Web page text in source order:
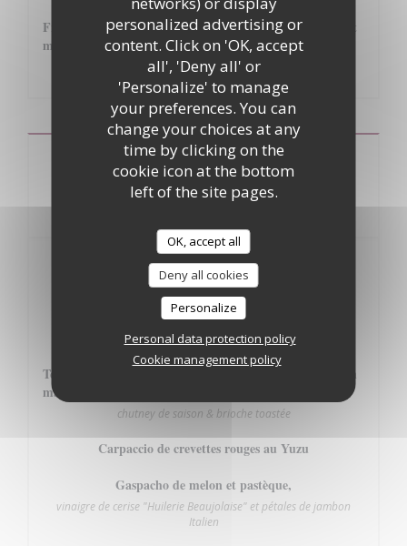
personalized advertising or
content. Click on 'OK, accept
all', 'Deny all' or
'Personalize' to manage
your preferences. You can
change your choices at any
time by clicking on the
cookie icon at the bottom
left of the site pages.
OK, accept all
Deny all cookies
Personalize
Personal data protection policy
Cookie management policy
Fromage de chèvre frais de chez Carine et Xavier Gonnet
mariné à l'huile d'olive et piment
6,00 EUR
Les menus
L’instant gourmet
49 euros
Entrée au choix
Terrine de foie gras de canard de la Limagne (63) maison
mariné au whisky "La Chenaie"
chutney de saison & brioche toastée
Carpaccio de crevettes rouges au Yuzu
Gaspacho de melon et pastèque,
vinaigre de cerise "Huilerie Beaujolaise" et pétales de jambon
Italien